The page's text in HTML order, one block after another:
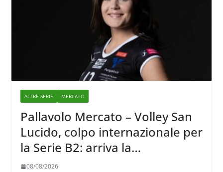
ALTRE SERIE MERCATO
Pallavolo Mercato – Volley San
Lucido, colpo internazionale per
la Serie B2: arriva la
schiacciatrice lettone Kristine
08/08/2026